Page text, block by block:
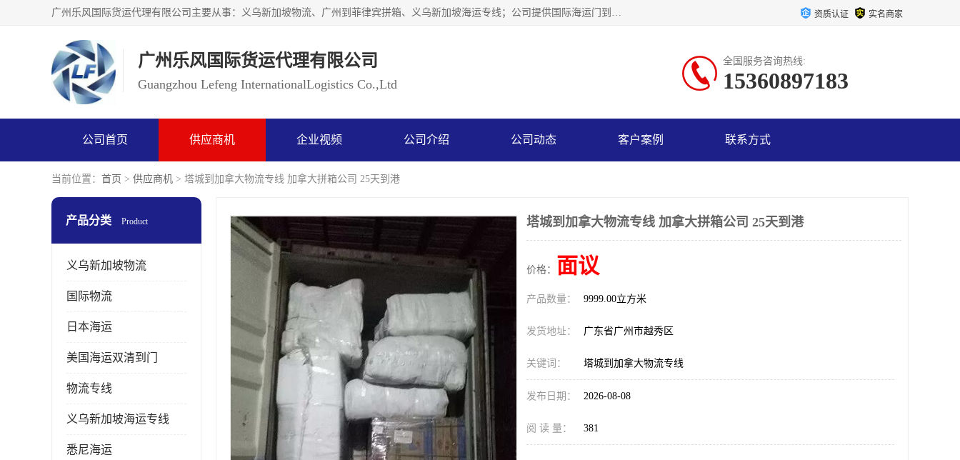
广州乐风国际货运代理有限公司主要从事：义乌新加坡物流、广州到菲律宾拼箱、义乌新加坡海运专线；公司提供国际海运门到门一条龙服务，目前开通的国际海运线路有：澳大利亚国际海运双清到门、美国国际海运双清到门、加拿大国际海运双清到门、新西兰国际海运双清到门等等。以上线路，客户的无论是发小散货拼箱或者包柜发运，我们均可以提供一条龙到门服务，乐风公司有着8年的国际货运到门经验。 资质认证 实名商家
广州乐风国际货运代理有限公司
Guangzhou Lefeng InternationalLogistics Co.,Ltd
全国服务咨询热线:
15360897183
公司首页 供应商机 企业视频 公司介绍 公司动态 客户案例 联系方式
当前位置： 首页 > 供应商机 > 塔城到加拿大物流专线 加拿大拼箱公司 25天到港
产品分类 Product
义乌新加坡物流
国际物流
日本海运
美国海运双清到门
物流专线
义乌新加坡海运专线
悉尼海运
塔城到加拿大物流专线 加拿大拼箱公司 25天到港
价格： 面议
产品数量： 9999.00立方米
发货地址： 广东省广州市越秀区
关键词： 塔城到加拿大物流专线
发布日期： 2026-08-08
阅 读 量： 381